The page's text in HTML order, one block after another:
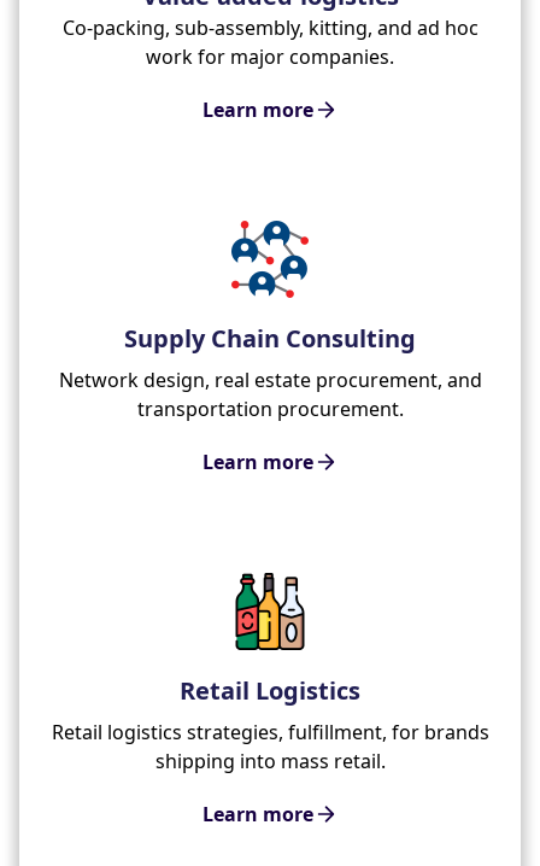
Co-packing, sub-assembly, kitting, and ad hoc
work for major companies.
Learn more
Supply Chain Consulting
Network design, real estate procurement, and
transportation procurement.
Learn more
Retail Logistics
Retail logistics strategies, fulfillment, for brands
shipping into mass retail.
Learn more